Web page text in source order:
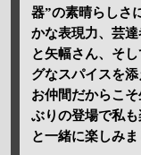
器”の素晴らしさ
かな表現力、芸
と矢幅さん、そ
グなスパイスを
お仲間だからこ
ぶりの登場で私
と一緒に楽しみ